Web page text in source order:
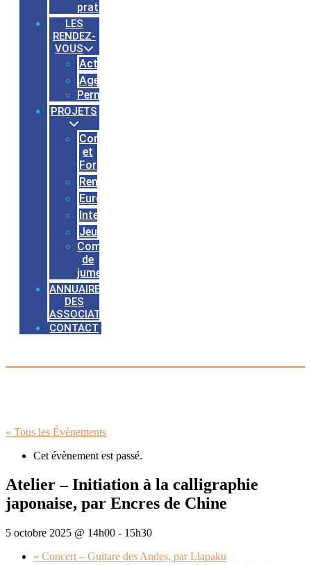
pratiques
LES
RENDEZ-
VOUS
Actualités
Agenda
Permanences
PROJETS
Conseils
et
Formations
Rennes
Europe
International
Jeunesses
Comités
de
jumelages
ANNUAIRE
DES
ASSOCIATIONS
CONTACT
« Tous les Évènements
Cet évènement est passé.
Atelier – Initiation à la calligraphie
japonaise, par Encres de Chine
5 octobre 2025 @ 14h00 - 15h30
« Concert – Guitare des Andes, par Llapaku